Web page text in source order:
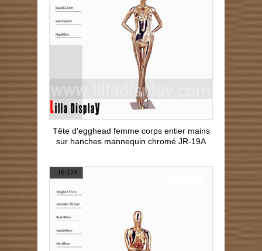
Tête d'egghead femme corps entier mains
sur hanches mannequin chromé JR-19A